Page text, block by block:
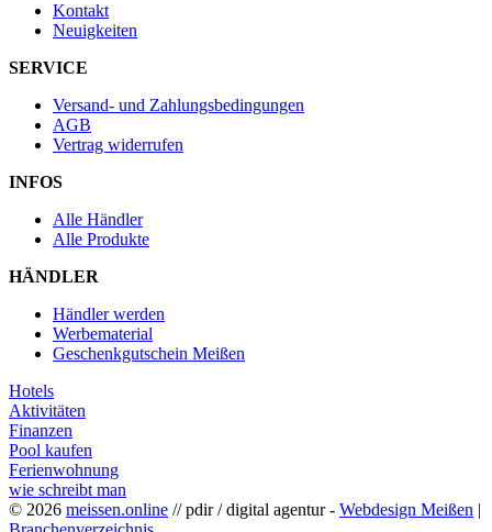
Kontakt
Neuigkeiten
SERVICE
Versand- und Zahlungsbedingungen
AGB
Vertrag widerrufen
INFOS
Alle Händler
Alle Produkte
HÄNDLER
Händler werden
Werbematerial
Geschenkgutschein Meißen
Hotels
Aktivitäten
Finanzen
Pool kaufen
Ferienwohnung
wie schreibt man
© 2026 meissen.online // pdir / digital agentur - Webdesign Meißen |